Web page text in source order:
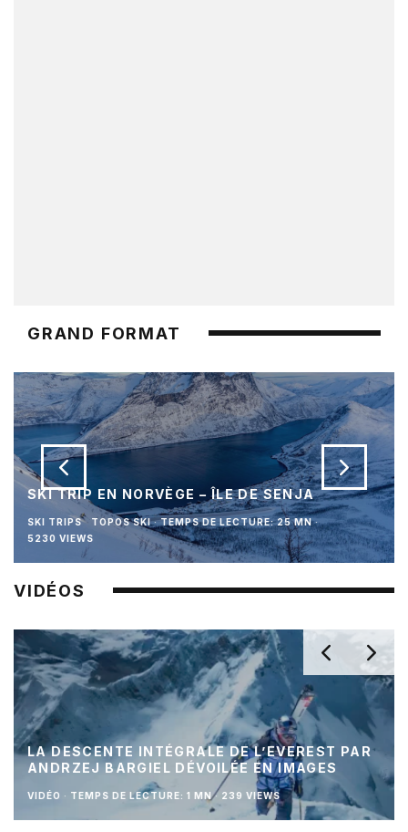
GRAND FORMAT
SKI TRIP EN NORVÈGE – ÎLE DE SENJA
SKI TRIPS TOPOS SKI · TEMPS DE LECTURE: 25 MN ·
5230 VIEWS
VIDÉOS
LA DESCENTE INTÉGRALE DE L’EVEREST PAR
ANDRZEJ BARGIEL DÉVOILÉE EN IMAGES
VIDÉO · TEMPS DE LECTURE: 1 MN · 239 VIEWS